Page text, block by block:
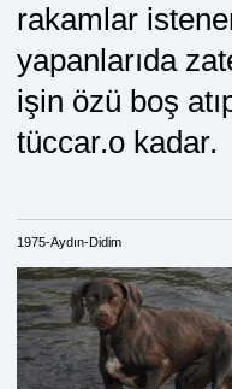
rakamlar
yapanlarıda
işin özü boş
tüccar.o kadar.
1975-Aydın-Didim